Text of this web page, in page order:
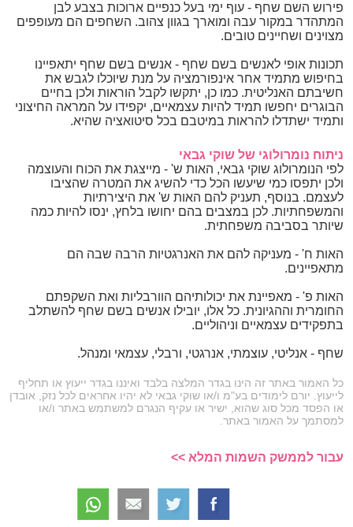
פירוש השם שחף - עוף ימי בעל כנפיים ארוכות בצבע לבן
המתהדר במקור עבה ומוארך בגוון צהוב. השחפים הם מעופפים
מצוינים ושחיינים טובים.
תכונות אופי לאנשים בשם שחף - אנשים בשם שחף יתאפיינו
בחיפוש מתמיד אחר אינפורמציה על מנת שיוכלו לגבש את
חשיבתם האנליטית. כמו כן, יתקשו לקבל הוראות ולכן בחיים
הבוגרים יחפשו תמיד להיות עצמאיים, יקפידו על המראה החיצוני
ותמיד ישתדלו להראות במיטבם בכל סיטואציה שהיא.
ניתוח נומרולוגי של שוקי גבאי
לפי הנומרולוג שוקי גבאי, האות ש' - מייצגת את הכוח והעוצמה
ולכן יתפסו כמי שיעשו הכל כדי להשיג את המטרה שהציבו
לעצמם. בנוסף, תעניק להם האות ש' את היצירתיות
והמשפחתיות. לכן במצבים בהם יחושו בלחץ, ינסו להיות כמה
שיותר בסביבה משפחתית.
האות ח' - מעניקה להם את האנרגטיות הרבה שבה הם
מתאפיינים.
האות פ' - מאפיינת את יכולותיהם הוורבליות ואת השקפתם
החומרית וההגיונית. כל אלו, יובילו אנשים בשם שחף להשתלב
בתפקידים עצמאיים וניהוליים.
שחף - אנליטי, עוצמתי, אנרגטי, ורבלי, עצמאי ומנהל.
כל האמור באתר זה הינו בגדר המלצה בלבד ואיננו בגדר ייעוץ או תחליף
לייעוץ. יורם לימודים בע"מ ו/או שוקי גבאי לא יהיו אחראים לכל נזק, אובדן
או הפסד מכל סוג שהוא, ישיר או עקיף הנגרם למשתמש באתר ו/או
למסתמך על האמור באתר.
עבור לממשק השמות המלא >>